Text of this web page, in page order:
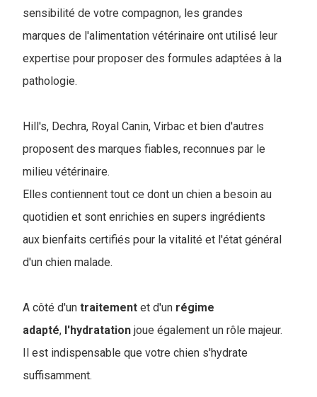
sensibilité de votre compagnon, les grandes
marques de l'alimentation vétérinaire ont utilisé leur
expertise pour proposer des formules adaptées à la
pathologie.
Hill's, Dechra, Royal Canin, Virbac et bien d'autres
proposent des marques fiables, reconnues par le
milieu vétérinaire.
Elles contiennent tout ce dont un chien a besoin au
quotidien et sont enrichies en supers ingrédients
aux bienfaits certifiés pour la vitalité et l'état général
d'un chien malade.
A côté d'un traitement et d'un régime
adapté, l'hydratation joue également un rôle majeur.
Il est indispensable que votre chien s'hydrate
suffisamment.